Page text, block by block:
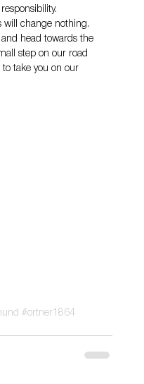
will change nothing.
head towards the
step on our road
take you on our
#ortner1864